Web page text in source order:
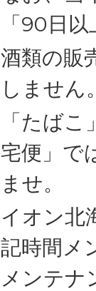
「90日
酒類の販
しません
「たば
宅便」で
ませ。
イオン北
記時間メ
メンテナ